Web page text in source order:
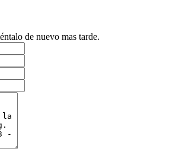
de nuevo mas tarde.